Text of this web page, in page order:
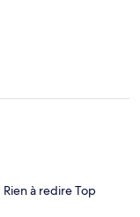
à redire Top